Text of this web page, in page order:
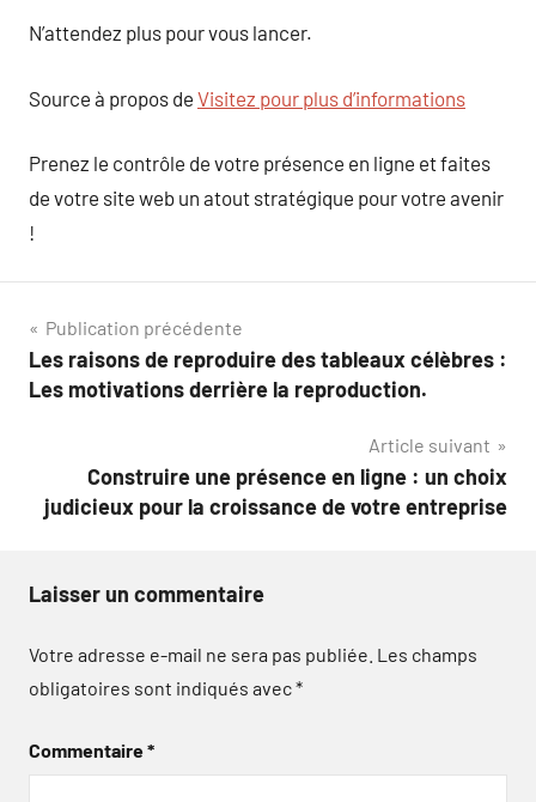
N’attendez plus pour vous lancer.
Source à propos de Visitez pour plus d’informations
Prenez le contrôle de votre présence en ligne et faites
de votre site web un atout stratégique pour votre avenir
!
Navigation
de
Publication précédente
Les raisons de reproduire des tableaux célèbres :
Les motivations derrière la reproduction.
Article suivant
Construire une présence en ligne : un choix
judicieux pour la croissance de votre entreprise
Laisser un commentaire
Votre adresse e-mail ne sera pas publiée. Les champs
obligatoires sont indiqués avec*
Commentaire*